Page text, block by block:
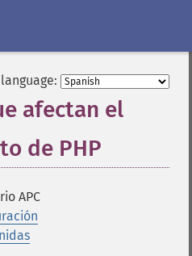
afectan el
de PHP
APC